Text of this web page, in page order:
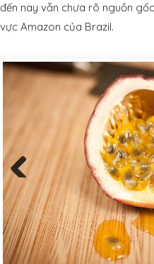
đến nay vẫn chưa rõ nguồn
vực Amazon của Brazil.
Previous